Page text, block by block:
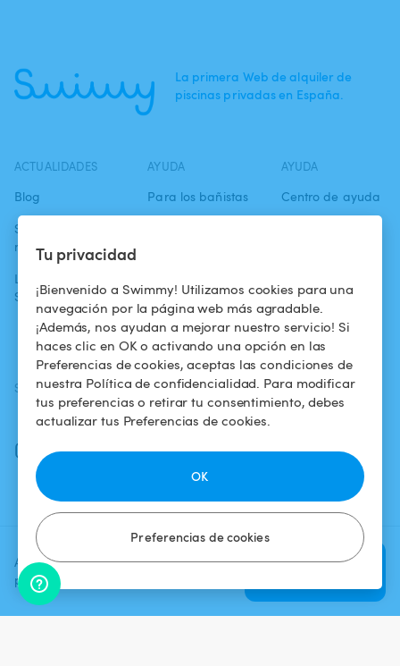
Tu privacidad
¡Bienvenido a Swimmy! Utilizamos cookies para una
navegación por la página web más agradable.
¡Además, nos ayudan a mejorar nuestro servicio! Si
haces clic en OK o activando una opción en las
Preferencias de cookies, aceptas las condiciones de
nuestra Política de confidencialidad. Para modificar
tus preferencias o retirar tu consentimiento, debes
actualizar tus Preferencias de cookies.
Preferencias de cookies
OK
Agrega una fecha y un horario
para ver el precio
Verificar
La primera Web de alquiler de
piscinas privadas en España.
ACTUALIDADES
Blog
Swimmy en los
medios
La aventura
Swimmy
AYUDA
Para los bañistas
piscina
¿Cómo funciona?
AYUDA
Centro de ayuda
confidencialidad
Aviso legal
SÍGUENOS
Facebook
Instagram
DESCARGAR LA APP